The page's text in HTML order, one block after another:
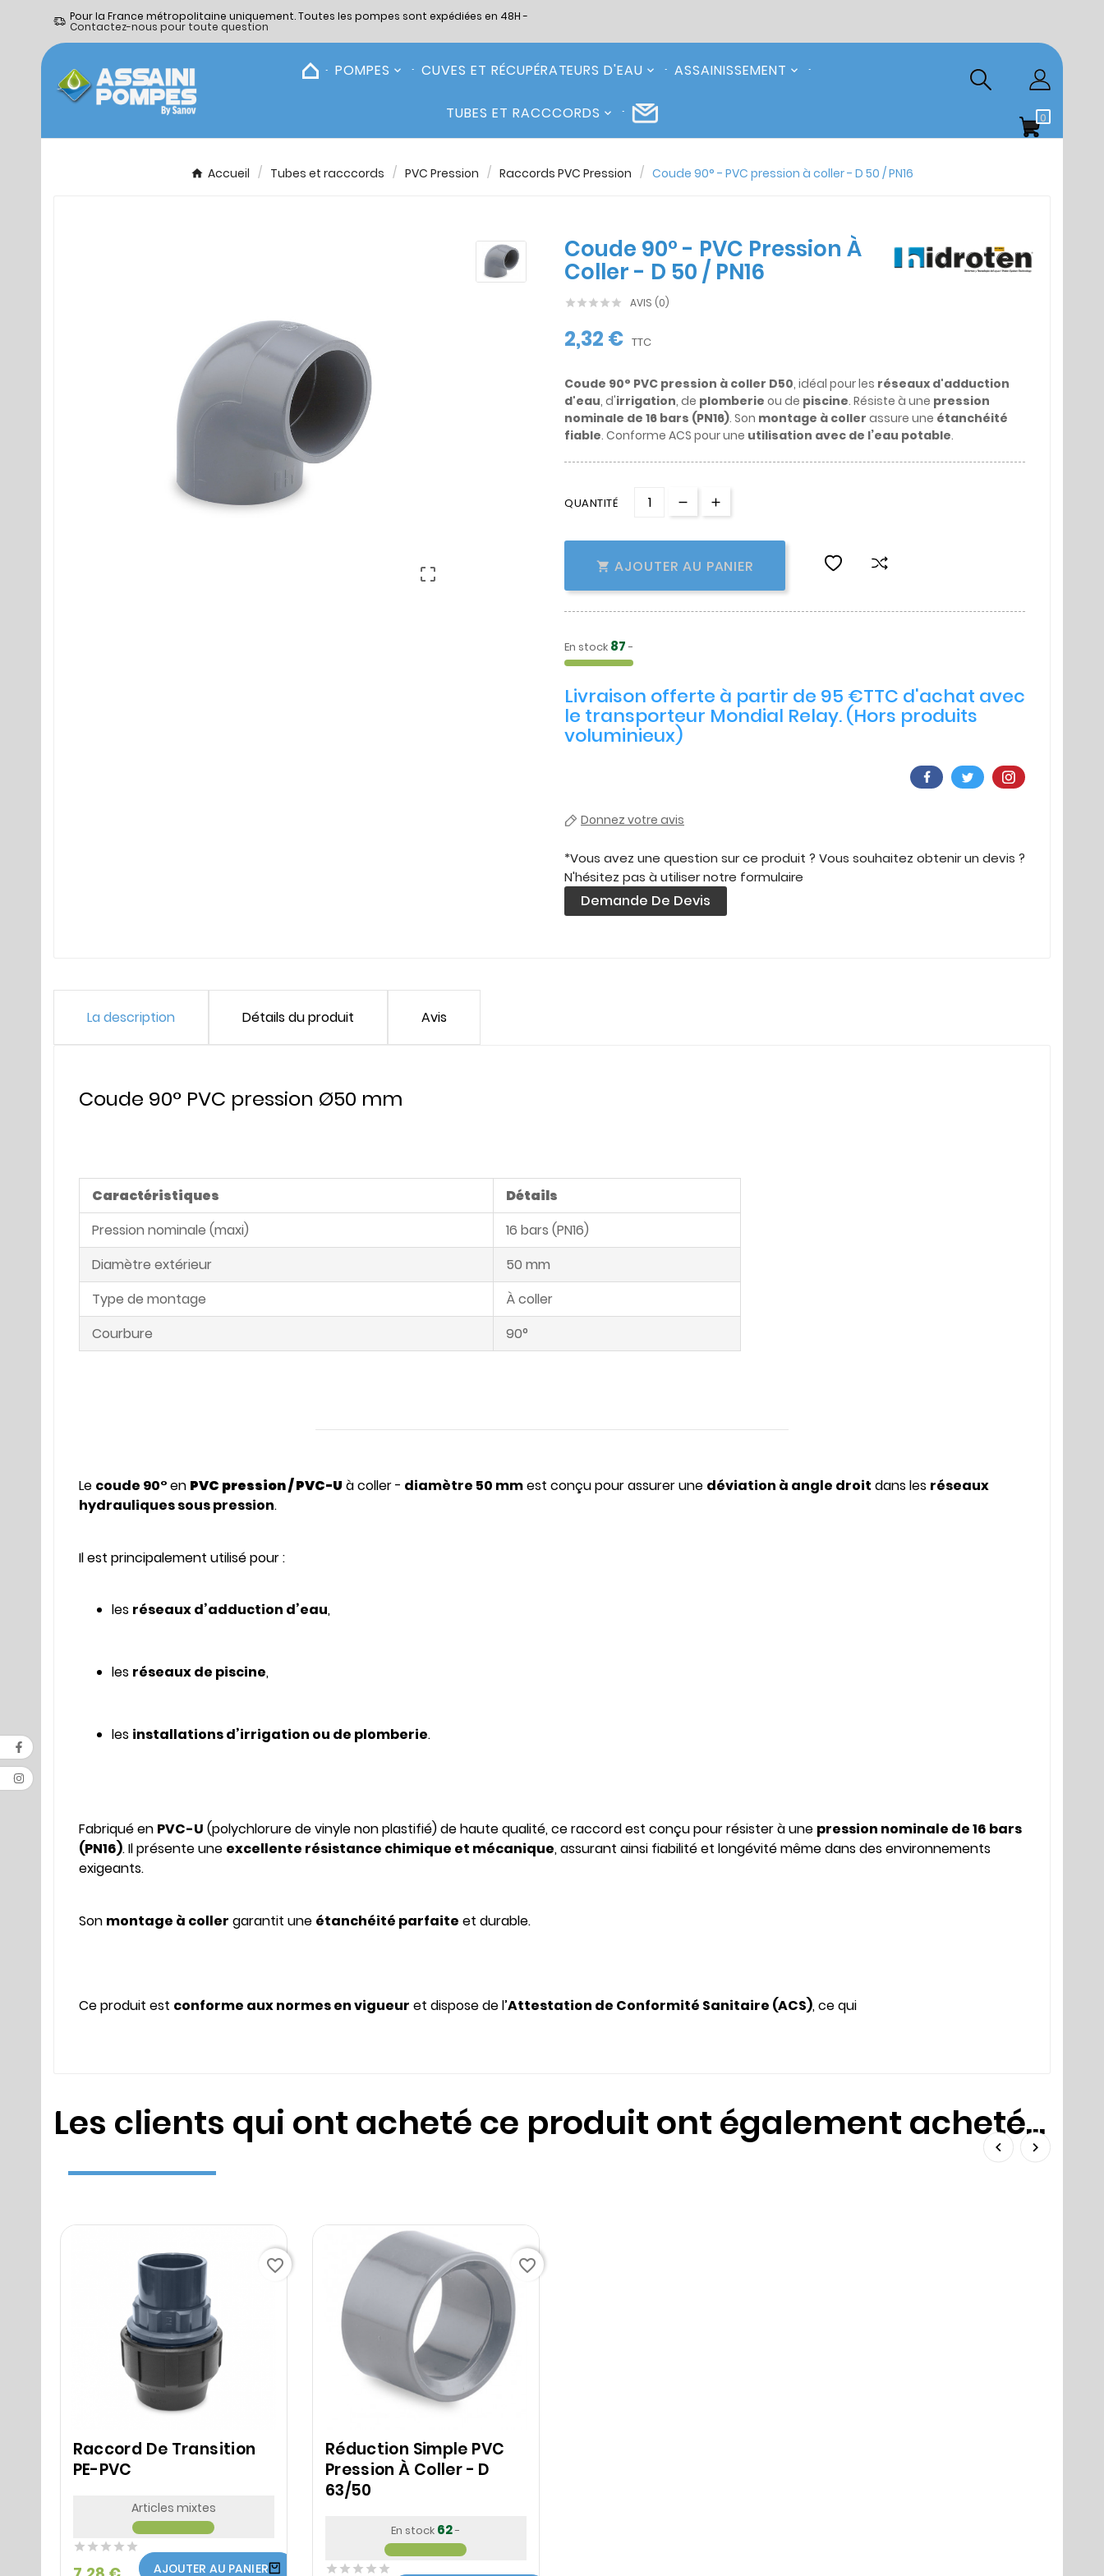
Pour la France métropolitaine uniquement. Toutes les pompes sont expédiées en 48H -
Contactez-nous pour toute question
POMPES CUVES ET RÉCUPÉRATEURS D'EAU ASSAINISSEMENT
TUBES ET RACCCORDS 0
Accueil Tubes et racccords PVC Pression Raccords PVC Pression Coude 90° - PVC pression à coller - D 50 / PN16

Coude 90° - PVC Pression À
Coller - D 50 / PN16
     AVIS (0)
2,32 € TTC
Coude 90° PVC pression à coller D50, idéal pour les réseaux d'adduction
d'eau, d'irrigation, de plomberie ou de piscine. Résiste à une pression
nominale de 16 bars (PN16). Son montage à coller assure une étanchéité
fiable. Conforme ACS pour une utilisation avec de l’eau potable.
QUANTITÉ
 AJOUTER AU PANIER
En stock 87-
Livraison offerte à partir de 95 €TTC d'achat avec
le transporteur Mondial Relay. (Hors produits
voluminieux)
Donnez votre avis
*Vous avez une question sur ce produit ? Vous souhaitez obtenir un devis ?
N'hésitez pas à utiliser notre formulaire
Demande De Devis
La description Détails du produit Avis
Coude 90° PVC pression Ø50 mm
Caractéristiques
Détails
Pression nominale (maxi)
16 bars (PN16)
Diamètre extérieur
50 mm
Type de montage
À coller
Courbure
90°
Le coude 90°en PVC pression / PVC-U à coller - diamètre 50 mmest conçu pour assurer une déviation à angle droit dans les réseaux
hydrauliques sous pression.
Il est principalement utilisé pour :
les réseaux d’adduction d’eau,
les réseaux de piscine,
les installations d’irrigation ou de plomberie.
Fabriqué en PVC-U (polychlorure de vinyle non plastifié) de haute qualité, ce raccord est conçu pour résister à une pression nominale de 16 bars
(PN16). Il présente une excellente résistance chimique et mécanique, assurant ainsi fiabilité et longévité même dans des environnements
exigeants.
Son montage à coller garantit une étanchéité parfaite et durable.
Ce produit est conforme aux normes en vigueur et dispose de l’Attestation de Conformité Sanitaire (ACS), ce qui
Les clients qui ont acheté ce produit ont également acheté...
 
Raccord De Transition
PE-PVC
Articles mixtes
    
AJOUTER AU PANIER
favorite_border
Réduction Simple PVC
Pression À Coller - D
63/50
En stock 62-
    
favorite_border